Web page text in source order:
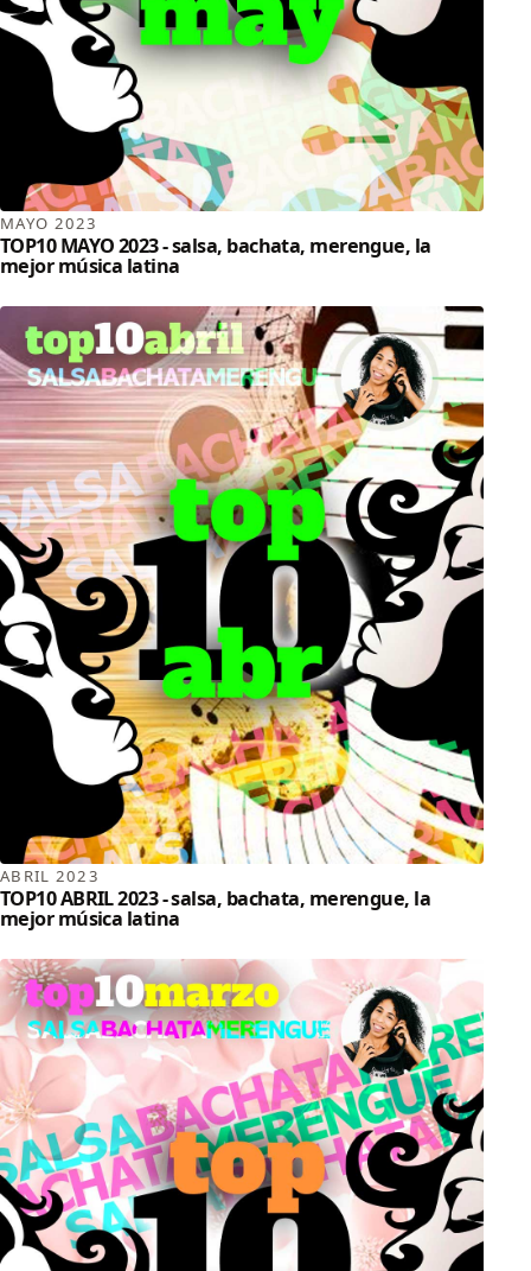
MAYO 2023
TOP10 MAYO 2023 - salsa, bachata, merengue, la
mejor música latina
ABRIL 2023
TOP10 ABRIL 2023 - salsa, bachata, merengue, la
mejor música latina